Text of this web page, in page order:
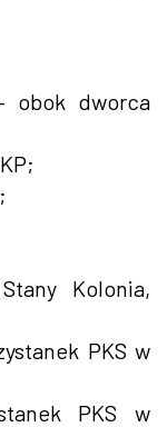
obok dworca
Kolonia,
PKS w
PKS w